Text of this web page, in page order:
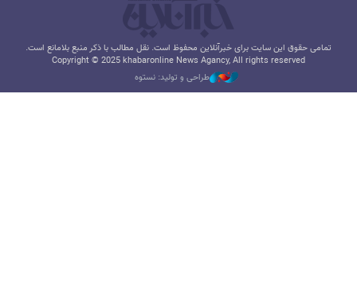
تمامی حقوق این سایت برای خبرآنلاین محفوظ است. نقل مطالب با ذکر منبع بلامانع است.
Copyright © 2025 khabaronline News Agancy, All rights reserved
طراحی و تولید: نستوه